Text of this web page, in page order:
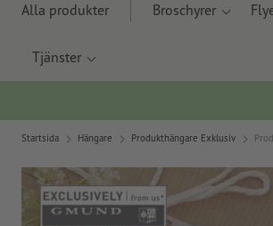
Alla produkter Broschyrer
Tjänster
Startsida Hängare Produkthängare Exklusiv